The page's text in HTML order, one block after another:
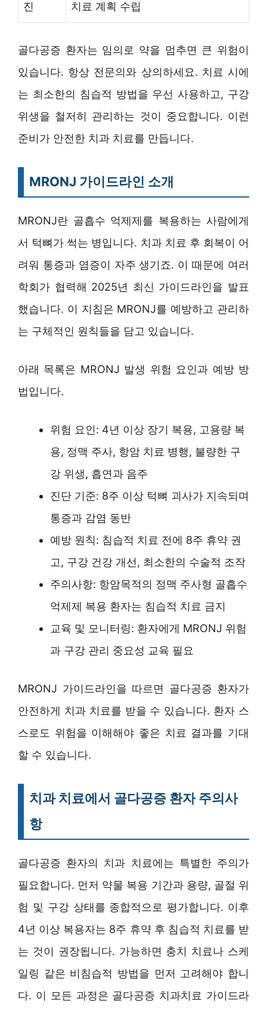
진 치료 계획 수립
골다공증 환자는 임의로 약을 멈추면 큰 위험이
있습니다. 항상 전문의와 상의하세요. 치료 시에
는 최소한의 침습적 방법을 우선 사용하고, 구강
위생을 철저히 관리하는 것이 중요합니다. 이런
준비가 안전한 치과 치료를 만듭니다.
MRONJ 가이드라인 소개
MRONJ란 골흡수 억제제를 복용하는 사람에게
서 턱뼈가 썩는 병입니다. 치과 치료 후 회복이 어
려워 통증과 염증이 자주 생기죠. 이 때문에 여러
학회가 협력해 2025년 최신 가이드라인을 발표
했습니다. 이 지침은 MRONJ를 예방하고 관리하
는 구체적인 원칙들을 담고 있습니다.
아래 목록은 MRONJ 발생 위험 요인과 예방 방
법입니다.
위험 요인: 4년 이상 장기 복용, 고용량 복
용, 정맥 주사, 항암 치료 병행, 불량한 구
강 위생, 흡연과 음주
진단 기준: 8주 이상 턱뼈 괴사가 지속되며
통증과 감염 동반
예방 원칙: 침습적 치료 전에 8주 휴약 권
고, 구강 건강 개선, 최소한의 수술적 조작
주의사항: 항암목적의 정맥 주사형 골흡수
억제제 복용 환자는 침습적 치료 금지
교육 및 모니터링: 환자에게 MRONJ 위험
과 구강 관리 중요성 교육 필요
MRONJ 가이드라인을 따르면 골다공증 환자가
안전하게 치과 치료를 받을 수 있습니다. 환자 스
스로도 위험을 이해해야 좋은 치료 결과를 기대
할 수 있습니다.
치과 치료에서 골다공증 환자 주의사
항
골다공증 환자의 치과 치료에는 특별한 주의가
필요합니다. 먼저 약물 복용 기간과 용량, 골절 위
험 및 구강 상태를 종합적으로 평가합니다. 이후
4년 이상 복용자는 8주 휴약 후 침습적 치료를 받
는 것이 권장됩니다. 가능하면 충치 치료나 스케
일링 같은 비침습적 방법을 먼저 고려해야 합니
다. 이 모든 과정은 골다공증 치과치료 가이드라